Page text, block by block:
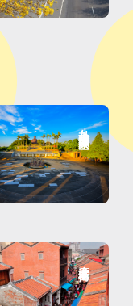
八卦山大佛风景区
鹿港老街